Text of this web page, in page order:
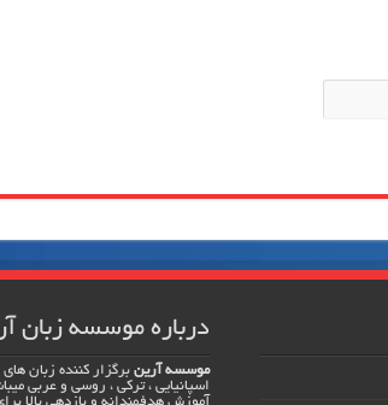
درباره موسسه زبان
موسسه آرین برگزار کننده زبان
اسپانیایی ، ترکی ، روسی و عربی
آموزش هدفمندانه و بازدهی بالا